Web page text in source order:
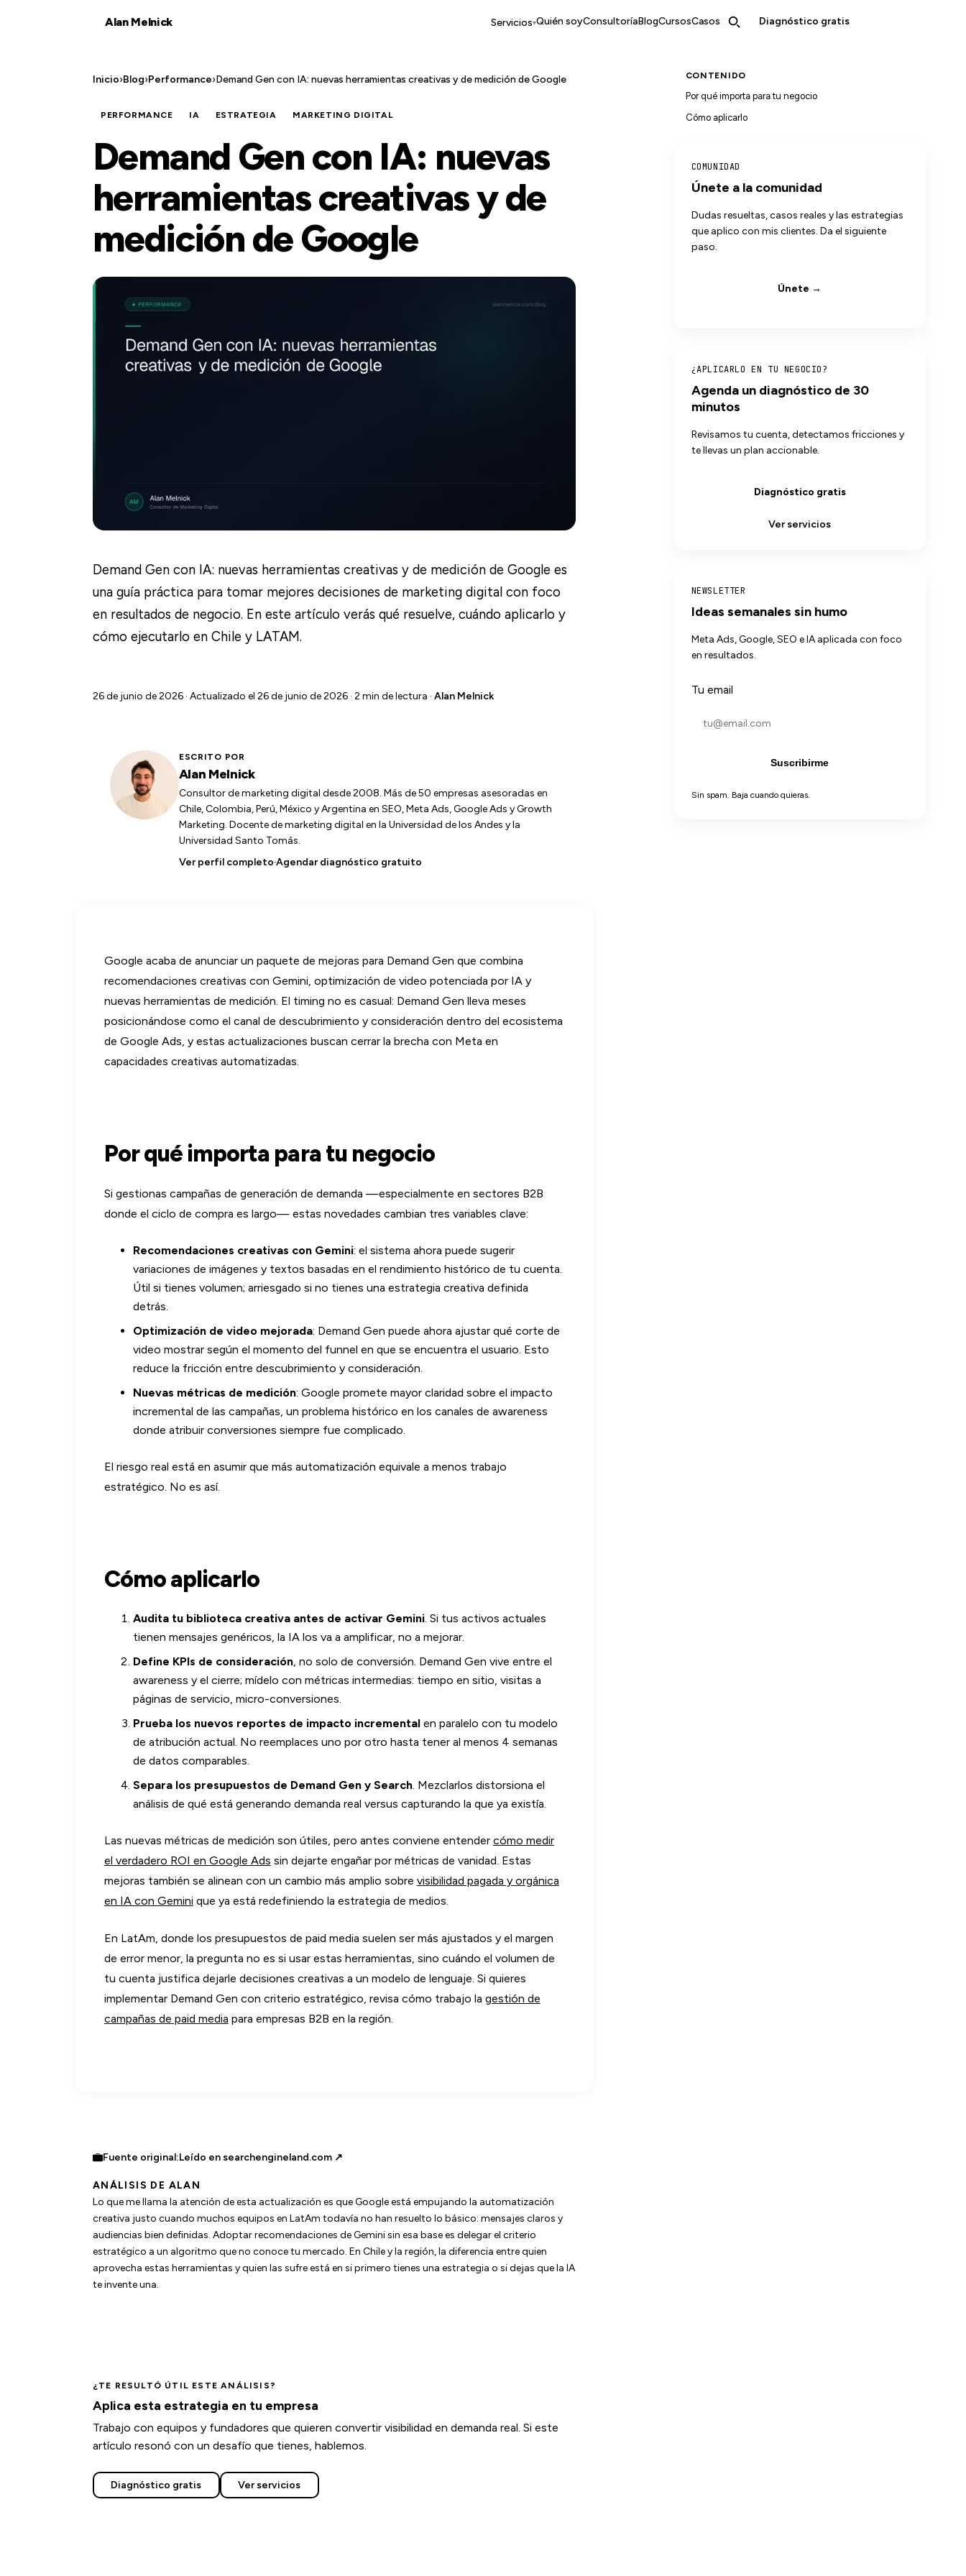
Alan Melnick Servicios▾Quién soyConsultoríaBlogCursosCasos Diagnóstico gratis
CONTENIDO
Por qué importa para tu negocio
Cómo aplicarlo
COMUNIDAD
Únete a la comunidad
Dudas resueltas, casos reales y las estrategias
que aplico con mis clientes. Da el siguiente
paso.
Únete →
¿APLICARLO EN TU NEGOCIO?
Agenda un diagnóstico de 30
minutos
Revisamos tu cuenta, detectamos fricciones y
te llevas un plan accionable.
Diagnóstico gratis
Ver servicios
NEWSLETTER
Ideas semanales sin humo
Meta Ads, Google, SEO e IA aplicada con foco
en resultados.
Tu email
Suscribirme
Sin spam. Baja cuando quieras.
Inicio›Blog›Performance›Demand Gen con IA: nuevas herramientas creativas y de medición de Google
PERFORMANCE IA ESTRATEGIA MARKETING DIGITAL
Demand Gen con IA: nuevas
herramientas creativas y de
medición de Google
Demand Gen con IA: nuevas herramientas creativas y de medición de Google es
una guía práctica para tomar mejores decisiones de marketing digital con foco
en resultados de negocio. En este artículo verás qué resuelve, cuándo aplicarlo y
cómo ejecutarlo en Chile y LATAM.
26 de junio de 2026 · Actualizado el 26 de junio de 2026 · 2 min de lectura · Alan Melnick
ESCRITO POR
Alan Melnick
Consultor de marketing digital desde 2008. Más de 50 empresas asesoradas en
Chile, Colombia, Perú, México y Argentina en SEO, Meta Ads, Google Ads y Growth
Marketing. Docente de marketing digital en la Universidad de los Andes y la
Universidad Santo Tomás.
Ver perfil completo·Agendar diagnóstico gratuito
Google acaba de anunciar un paquete de mejoras para Demand Gen que combina
recomendaciones creativas con Gemini, optimización de video potenciada por IA y
nuevas herramientas de medición. El timing no es casual: Demand Gen lleva meses
posicionándose como el canal de descubrimiento y consideración dentro del ecosistema
de Google Ads, y estas actualizaciones buscan cerrar la brecha con Meta en
capacidades creativas automatizadas.
Por qué importa para tu negocio
Si gestionas campañas de generación de demanda —especialmente en sectores B2B
donde el ciclo de compra es largo— estas novedades cambian tres variables clave:
Recomendaciones creativas con Gemini: el sistema ahora puede sugerir
variaciones de imágenes y textos basadas en el rendimiento histórico de tu cuenta.
Útil si tienes volumen; arriesgado si no tienes una estrategia creativa definida
detrás.
Optimización de video mejorada: Demand Gen puede ahora ajustar qué corte de
video mostrar según el momento del funnel en que se encuentra el usuario. Esto
reduce la fricción entre descubrimiento y consideración.
Nuevas métricas de medición: Google promete mayor claridad sobre el impacto
incremental de las campañas, un problema histórico en los canales de awareness
donde atribuir conversiones siempre fue complicado.
El riesgo real está en asumir que más automatización equivale a menos trabajo
estratégico. No es así.
Cómo aplicarlo
Audita tu biblioteca creativa antes de activar Gemini. Si tus activos actuales
tienen mensajes genéricos, la IA los va a amplificar, no a mejorar.
Define KPIs de consideración, no solo de conversión. Demand Gen vive entre el
awareness y el cierre; mídelo con métricas intermedias: tiempo en sitio, visitas a
páginas de servicio, micro-conversiones.
Prueba los nuevos reportes de impacto incrementalen paralelo con tu modelo
de atribución actual. No reemplaces uno por otro hasta tener al menos 4 semanas
de datos comparables.
Separa los presupuestos de Demand Gen y Search. Mezclarlos distorsiona el
análisis de qué está generando demanda real versus capturando la que ya existía.
Las nuevas métricas de medición son útiles, pero antes conviene entender cómo medir
el verdadero ROI en Google Ads sin dejarte engañar por métricas de vanidad. Estas
mejoras también se alinean con un cambio más amplio sobre visibilidad pagada y orgánica
en IA con Gemini que ya está redefiniendo la estrategia de medios.
En LatAm, donde los presupuestos de paid media suelen ser más ajustados y el margen
de error menor, la pregunta no es si usar estas herramientas, sino cuándo el volumen de
tu cuenta justifica dejarle decisiones creativas a un modelo de lenguaje. Si quieres
implementar Demand Gen con criterio estratégico, revisa cómo trabajo la gestión de
campañas de paid media para empresas B2B en la región.
Fuente original:Leído en searchengineland.com ↗
ANÁLISIS DE ALAN
Lo que me llama la atención de esta actualización es que Google está empujando la automatización
creativa justo cuando muchos equipos en LatAm todavía no han resuelto lo básico: mensajes claros y
audiencias bien definidas. Adoptar recomendaciones de Gemini sin esa base es delegar el criterio
estratégico a un algoritmo que no conoce tu mercado. En Chile y la región, la diferencia entre quien
aprovecha estas herramientas y quien las sufre está en si primero tienes una estrategia o si dejas que la IA
te invente una.
¿TE RESULTÓ ÚTIL ESTE ANÁLISIS?
Aplica esta estrategia en tu empresa
Trabajo con equipos y fundadores que quieren convertir visibilidad en demanda real. Si este
artículo resonó con un desafío que tienes, hablemos.
Diagnóstico gratis Ver servicios